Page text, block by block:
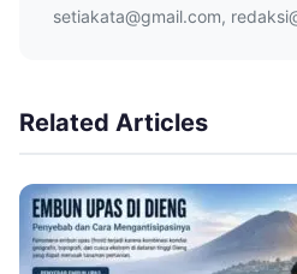
setiakata@gmail.com,
Related Articles